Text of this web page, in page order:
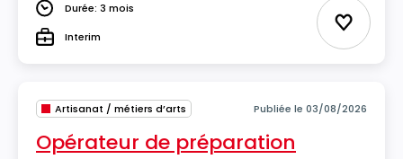
DuréeDurée: 3 mois
TypeInterim Ajouter
Artisanat / métiers d’arts Publiée le 03/08/2026
Opérateur de préparation